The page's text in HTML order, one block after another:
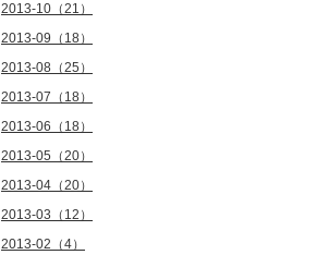
2013-10（21）
2013-09（18）
2013-08（25）
2013-07（18）
2013-06（18）
2013-05（20）
2013-04（20）
2013-03（12）
2013-02（4）